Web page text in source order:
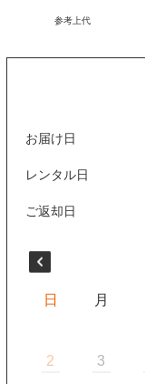
参考上代
お届け日
レンタル日
ご返却日
日 月
2 3